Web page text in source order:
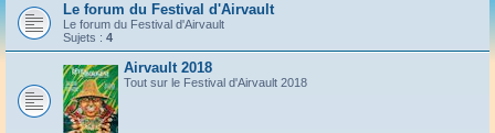
Le forum du Festival d'Airvault
Le forum du Festival d'Airvault
Sujets : 4
Airvault 2018
Tout sur le Festival d'Airvault 2018